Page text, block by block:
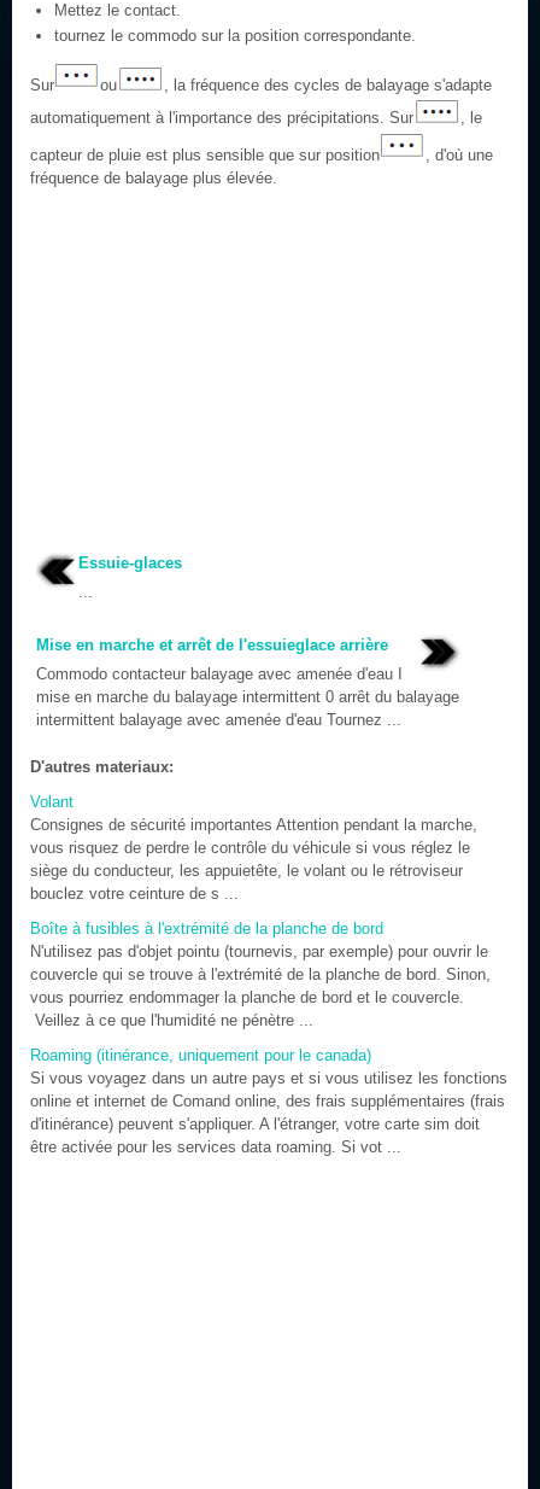
Mettez le contact.
tournez le commodo sur la position correspondante.
Sur ou
, la fréquence des cycles de balayage s'adapte
automatiquement à l'importance des précipitations. Sur
, le
capteur de pluie est plus sensible que sur position
, d'où une
fréquence de balayage plus élevée.
Essuie-glaces
...
Mise en marche et arrêt de l'essuieglace arrière
Commodo contacteur balayage avec amenée d'eau I
mise en marche du balayage intermittent 0 arrêt du balayage
intermittent balayage avec amenée d'eau Tournez ...
D'autres materiaux:
Volant
Consignes de sécurité importantes Attention pendant la marche,
vous risquez de perdre le contrôle du véhicule si vous réglez le
siège du conducteur, les appuietête, le volant ou le rétroviseur
bouclez votre ceinture de s ...
Boîte à fusibles à l'extrémité de la planche de bord
N'utilisez pas d'objet pointu (tournevis, par exemple) pour ouvrir le
couvercle qui se trouve à l'extrémité de la planche de bord. Sinon,
vous pourriez endommager la planche de bord et le couvercle.
Veillez à ce que l'humidité ne pénètre ...
Roaming (itinérance, uniquement pour le canada)
Si vous voyagez dans un autre pays et si vous utilisez les fonctions
online et internet de Comand online, des frais supplémentaires (frais
d'itinérance) peuvent s'appliquer. A l'étranger, votre carte sim doit
être activée pour les services data roaming. Si vot ...